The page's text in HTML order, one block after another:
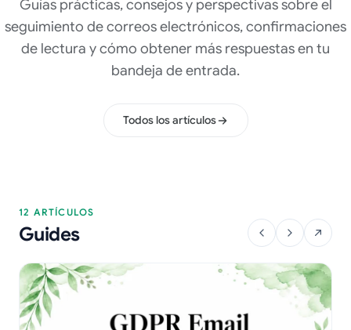
Guías prácticas, consejos y perspectivas sobre el
seguimiento de correos electrónicos, confirmaciones
de lectura y cómo obtener más respuestas en tu
bandeja de entrada.
Todos los artículos
12 ARTÍCULOS
Guides